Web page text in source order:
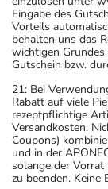
Eingabe des
Vorteils
behalten uns das
wichtigen
Gutschein bzw.
21: Bei
Rabatt auf viele
rezeptpflichtige
Versandkosten.
Coupons)
und in der
solange der
zu beenden. Keine